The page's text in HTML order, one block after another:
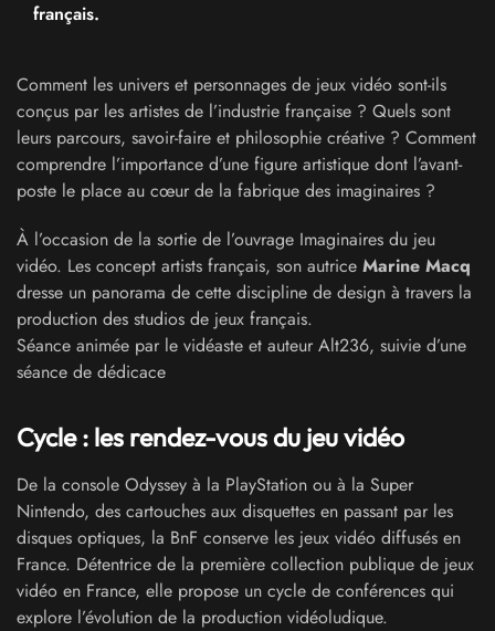
français.
Comment les univers et personnages de jeux vidéo sont-ils
conçus par les artistes de l’industrie française ? Quels sont
leurs parcours, savoir-faire et philosophie créative ? Comment
comprendre l’importance d’une figure artistique dont l’avant-
poste le place au cœur de la fabrique des imaginaires ?
À l’occasion de la sortie de l’ouvrage Imaginaires du jeu
vidéo. Les concept artists français, son autrice Marine Macq
dresse un panorama de cette discipline de design à travers la
production des studios de jeux français.
Séance animée par le vidéaste et auteur Alt236, suivie d’une
séance de dédicace
Cycle : les rendez-vous du jeu vidéo
De la console Odyssey à la PlayStation ou à la Super
Nintendo, des cartouches aux disquettes en passant par les
disques optiques, la BnF conserve les jeux vidéo diffusés en
France. Détentrice de la première collection publique de jeux
vidéo en France, elle propose un cycle de conférences qui
explore l’évolution de la production vidéoludique.